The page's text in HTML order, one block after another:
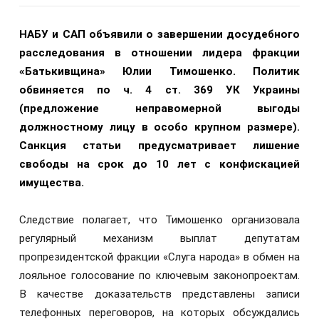
НАБУ и САП объявили о завершении досудебного
расследования в отношении лидера фракции
«Батькивщина» Юлии Тимошенко. Политик
обвиняется по ч. 4 ст. 369 УК Украины
(предложение неправомерной выгоды
должностному лицу в особо крупном размере).
Санкция статьи предусматривает лишение
свободы на срок до 10 лет с конфискацией
имущества.
Следствие полагает, что Тимошенко организовала
регулярный механизм выплат депутатам
пропрезидентской фракции «Слуга народа» в обмен на
лояльное голосование по ключевым законопроектам.
В качестве доказательств представлены записи
телефонных переговоров, на которых обсуждались